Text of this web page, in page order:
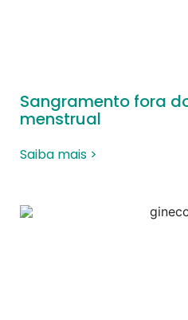
Sangramento fora
menstrual
Saiba mais >